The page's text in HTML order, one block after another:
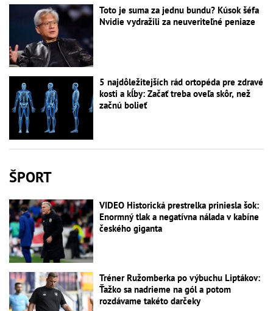
Toto je suma za jednu bundu? Kúsok šéfa
Nvidie vydražili za neuveriteľné peniaze
5 najdôležitejších rád ortopéda pre zdravé
kosti a kĺby: Začať treba oveľa skôr, než
začnú bolieť
ŠPORT
VIDEO Historická prestrelka priniesla šok:
Enormný tlak a negatívna nálada v kabíne
českého giganta
Tréner Ružomberka po výbuchu Liptákov:
Ťažko sa nadrieme na gól a potom
rozdávame takéto darčeky